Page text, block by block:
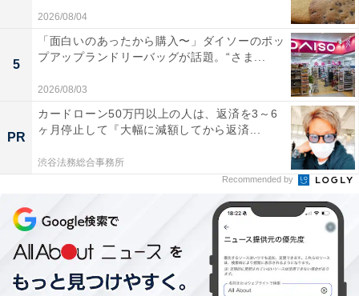
2026/08/04
5
「面白いのあったから購入〜」ダイソーのポッ
プアップランドリーバッグが話題。“さま...
2026/08/03
PR
カードローン50万円以上の人は、返済を3～6
ヶ月停止して『大幅に減額してから返済...
渋谷法務総合事務所
Recommended by